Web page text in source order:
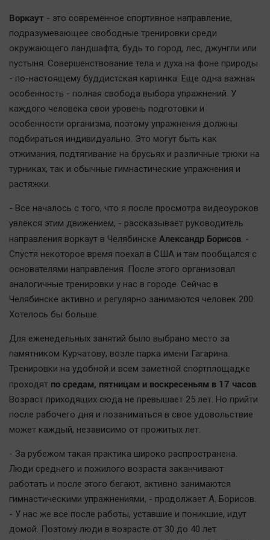
Отраслевые темы
Hедвижимость
Образование
Автомобили
Банки
Медиаграмотность
Медицина
Новости компаний
Прогулки по городу Ч
Спецпроект
Статистика
Челябинск космический
Bookworms
English version
Online-консультация
Актуальная тема
Афиша
Блогеркуль
Быстрый медиазавод
Вкусное
Гороскоп
ЖКХ
Интервью
Воркаут - это современное спортивное направление,
подразумевающее свободные тренировки среди
окружающего ландшафта, будь то город, лес, джунгли или
пустыня. Совершенствование тела и духа на фоне природы
- по-настоящему буддистская картинка. Еще одна важная
особенность - полная свобода выбора упражнений. У
каждого человека свои уровень подготовки и
особенности организма, поэтому упражнения должны
подбираться индивидуально. Это могут быть как
отжимания, подтягивание на брусьях и различные трюки на
турниках, так и обычные гимнастические упражнения и
растяжки.
- Все началось с того, что я после просмотра видеоуроков
увлекся этим движением, - рассказывает руководитель
направления воркаут в Челябинске Александр Борисов. -
Спустя некоторое время поехал в США и там пообщался с
основателями направления. После этого организовал
аналогичные тренировки у нас в городе. Сейчас в
Челябинске активно и регулярно занимаются человек 200.
Хотелось бы больше.
Для еженедельных занятий было выбрано место за
памятником Курчатову, возле парка имени Гагарина.
Тренировки на удобной и всем заметной спортплощадке
проходят по средам, пятницам и воскресеньям в 17 часов.
Возраст приходящих сюда не превышает 25 лет. Но прийти
после рабочего дня и позаниматься в свое удовольствие
может каждый, независимо от прожитых лет.
- За рубежом такая практика широко распространена.
Люди среднего и пожилого возраста заканчивают
работать и после этого бегают, активно занимаются
гимнастическими упражнениями, - продолжает А. Борисов.
- У нас же все после работы, уставшие и поникшие, идут
домой. Поэтому люди в возрасте от 30 до 40 лет